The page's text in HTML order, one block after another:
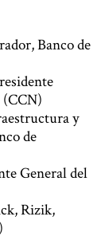
Banco de
y
de
General del
Rizik,